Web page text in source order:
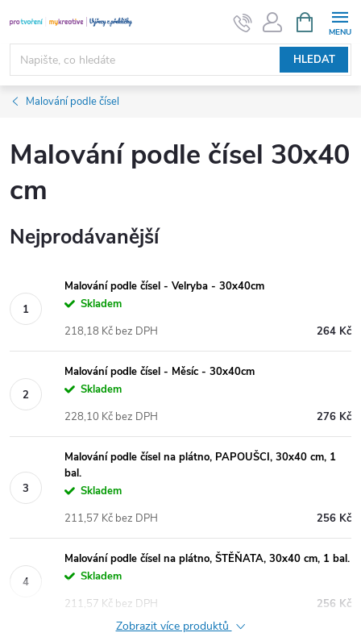
na
obsah
HLEDAT
NÁKUPNÍ
KOŠÍK
Malování podle čísel
Malování podle čísel 30x40
cm
Nejprodávanější
Malování podle čísel - Velryba - 30x40cm
Skladem
264 Kč
218,18 Kč bez DPH
Malování podle čísel - Měsíc - 30x40cm
Skladem
276 Kč
228,10 Kč bez DPH
Malování podle čísel na plátno, PAPOUŠCI, 30x40 cm, 1
bal.
Skladem
256 Kč
211,57 Kč bez DPH
Malování podle čísel na plátno, ŠTĚŇATA, 30x40 cm, 1 bal.
Skladem
256 Kč
211,57 Kč bez DPH
Zobrazit více produktů